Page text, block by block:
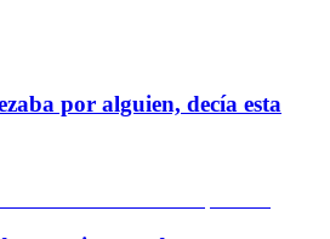
por alguien, decía esta